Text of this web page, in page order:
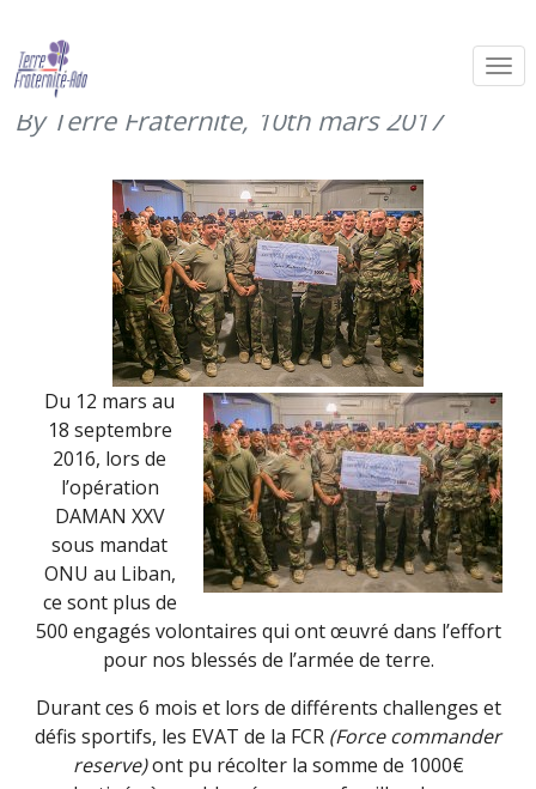
Merci aux EVAT de DAMAN XXV
(2016)
By Terre Fraternité, 10th mars 2017
Du 12 mars au
18 septembre
2016, lors de
l’opération
DAMAN XXV
sous mandat
ONU au Liban,
ce sont plus de
500 engagés volontaires qui ont œuvré dans l’effort
pour nos blessés de l’armée de terre.
Durant ces 6 mois et lors de différents challenges et
défis sportifs, les EVAT de la FCR (Force commander
reserve)ont pu récolter la somme de 1000€